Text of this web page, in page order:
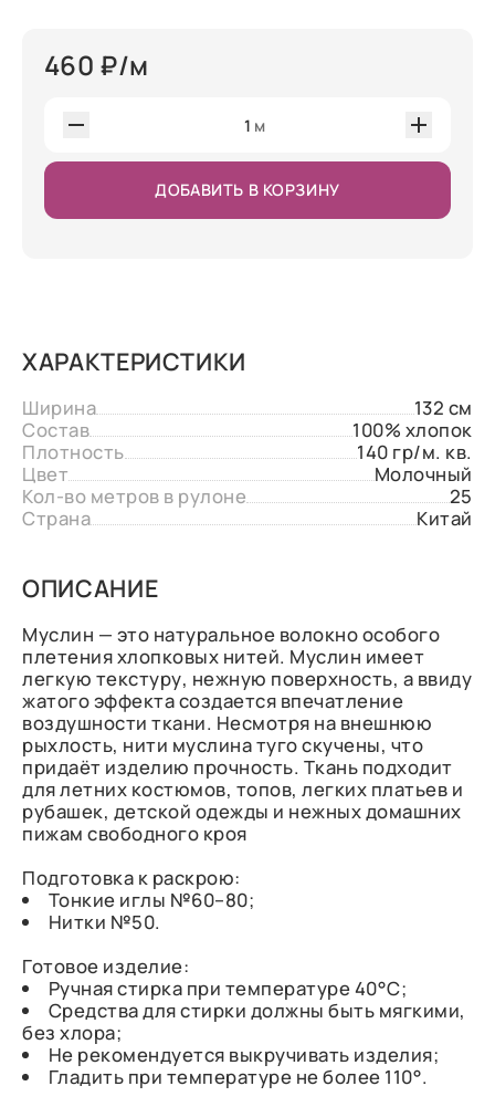
460 ₽/м
1 м
ДОБАВИТЬ В КОРЗИНУ
ХАРАКТЕРИСТИКИ
Ширина
132 см
Состав
100% хлопок
Плотность
140 гр/м. кв.
Цвет
Молочный
Кол-во метров в рулоне
25
Страна
Китай
ОПИСАНИЕ
Муслин — это натуральное волокно особого
плетения хлопковых нитей. Муслин имеет
легкую текстуру, нежную поверхность, а ввиду
жатого эффекта создается впечатление
воздушности ткани. Несмотря на внешнюю
рыхлость, нити муслина туго скучены, что
придаёт изделию прочность. Ткань подходит
для летних костюмов, топов, легких платьев и
рубашек, детской одежды и нежных домашних
пижам свободного кроя
Подготовка к раскрою:
Тонкие иглы №60–80;
Нитки №50.
Готовое изделие:
Ручная стирка при температуре 40°С;
Средства для стирки должны быть мягкими,
без хлора;
Не рекомендуется выкручивать изделия;
Гладить при температуре не более 110°.